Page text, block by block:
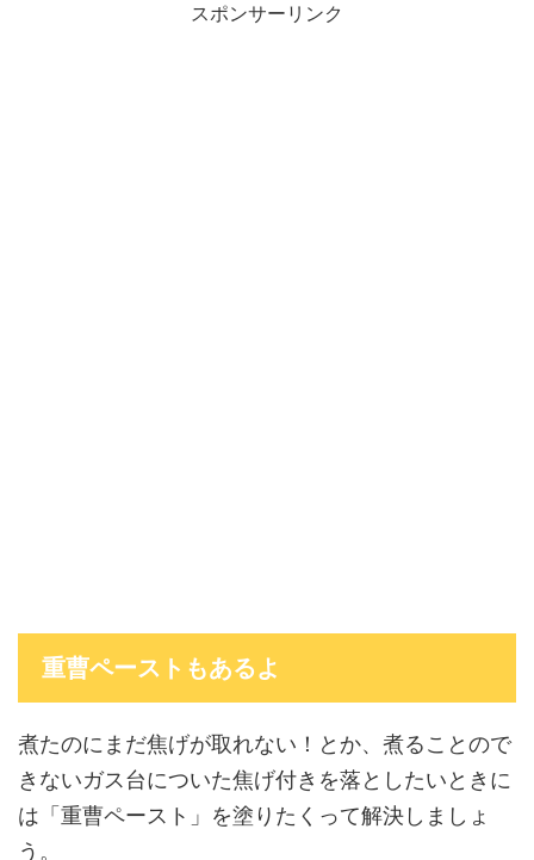
スポンサーリンク
重曹ペーストもあるよ
煮たのにまだ焦げが取れない！とか、煮ることので
きないガス台についた焦げ付きを落としたいときに
は「重曹ペースト」を塗りたくって解決しましょ
う。